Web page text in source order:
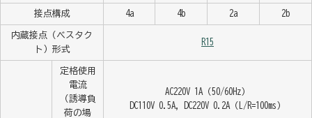
接点構成 4a 4b 2a 2b
内蔵接点（ベスタク
ト）形式
R15
定格使用
電流
（誘導負
荷の場
AC220V 1A（50/60Hz）
DC110V 0.5A, DC220V 0.2A（L/R=100ms）